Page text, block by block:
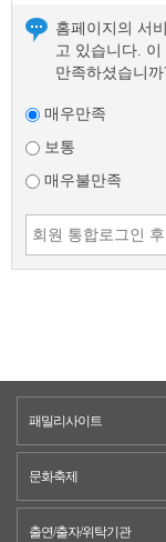
홈페이지의 서
고 있습니다.
만족하셨습니까
매우만족
보통
매우불만족
패밀리사이트
문화축제
출연/출자/위탁기관